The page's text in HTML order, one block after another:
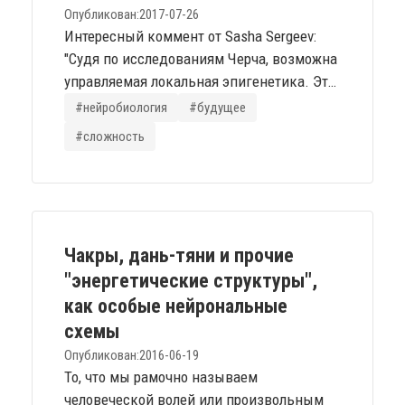
Опубликован:2017-07-26
Интересный коммент от Sasha Sergeev:
"Судя по исследованиям Черча, возможна
управляемая локальная эпигенетика. Это
означает, что под воздействием
компьютера кожа, мускулы, кости и
дизайном. ... Идея в том, чтобы
многофакторного события, поэтому
получается...
#нейробиология
#будущее
#сложность
Чакры, дань-тяни и прочие
"энергетические структуры",
как особые нейрональные
схемы
Опубликован:2016-06-19
То, что мы рамочно называем
человеческой волей или произвольным